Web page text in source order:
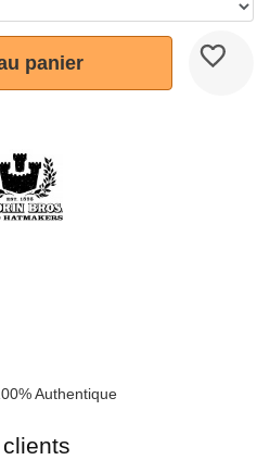
panier
Authentique